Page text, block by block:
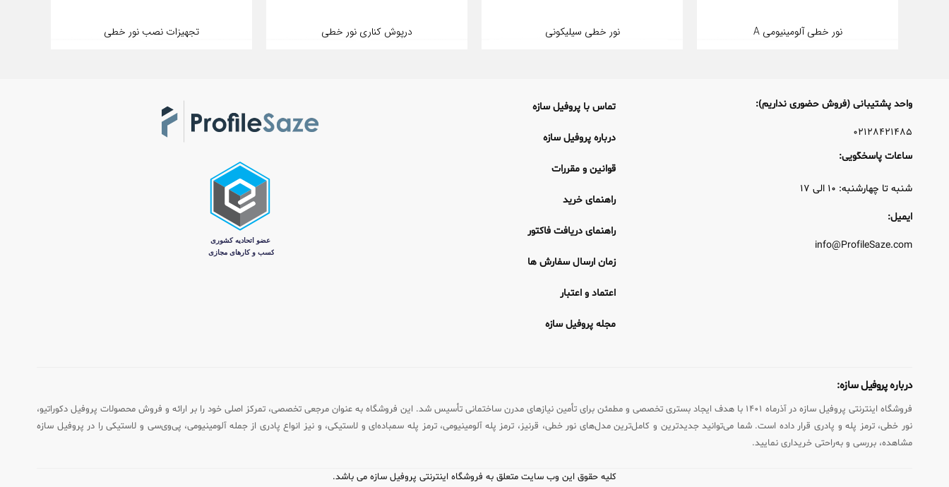
نور خطی آلومینیومی A نور خطی سیلیکونی درپوش کناری نور خطی تجهیزات نصب نور خطی
واحد پشتیبانی (فروش حضوری نداریم):
۰۲۱۲۸۴۲۱۴۸۵
ساعات پاسخگویی:
شنبه تا چهارشنبه: ۱۰ الی ۱۷
ایمیل:
info@ProfileSaze.com
تماس با پروفیل سازه
درباره پروفیل سازه
قوانین و مقررات
راهنمای خرید
راهنمای دریافت فاکتور
زمان ارسال سفارش ها
اعتماد و اعتبار
مجله پروفیل سازه
درباره پروفیل سازه:
فروشگاه اینترنتی پروفیل سازه در آذرماه ۱۴۰۱ با هدف ایجاد بستری تخصصی و مطمئن برای تأمین نیازهای مدرن ساختمانی تأسیس شد. این فروشگاه به عنوان مرجعی تخصصی، تمرکز اصلی خود را بر ارائه و فروش محصولات پروفیل دکوراتیو،
نور خطی، ترمز پله و پادری قرار داده است. شما می‌توانید جدیدترین و کامل‌ترین مدل‌های نور خطی، قرنیز، ترمز پله آلومینیومی، ترمز پله سمباده‌ای و لاستیکی، و نیز انواع پادری از جمله آلومینیومی، پی‌وی‌سی و لاستیکی را در پروفیل سازه
مشاهده، بررسی و به‌راحتی خریداری نمایید.
کلیه حقوق این وب سایت متعلق به فروشگاه اینترنتی پروفیل سازه می باشد.